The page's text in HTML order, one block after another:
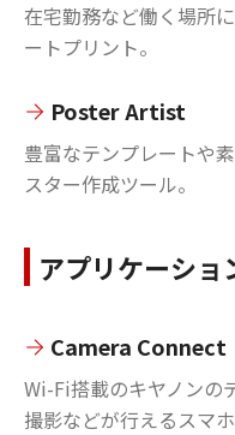
在宅勤務など働く場所
ートプリント。
Poster Artist
豊富なテンプレートや
スター作成ツール。
アプリケーショ
Camera Connect
Wi-Fi搭載のキヤノンの
撮影などが行えるスマホ